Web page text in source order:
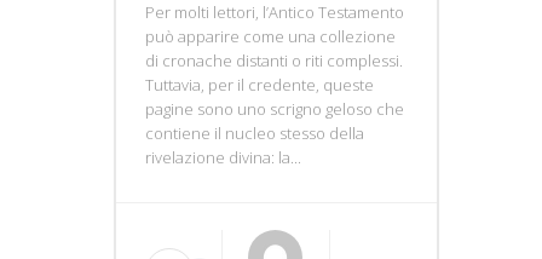
Per molti lettori, l’Antico Testamento
può apparire come una collezione
di cronache distanti o riti complessi.
Tuttavia, per il credente, queste
pagine sono uno scrigno geloso che
contiene il nucleo stesso della
rivelazione divina: la...